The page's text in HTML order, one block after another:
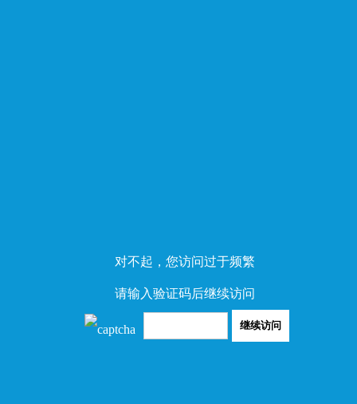
对不起，您访问过于频繁
请输入验证码后继续访问
继续访问